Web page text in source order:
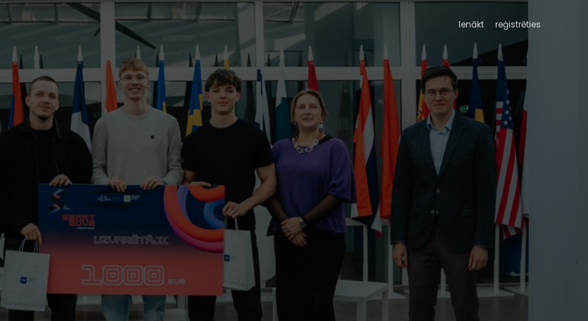
Ienākt reģistrēties